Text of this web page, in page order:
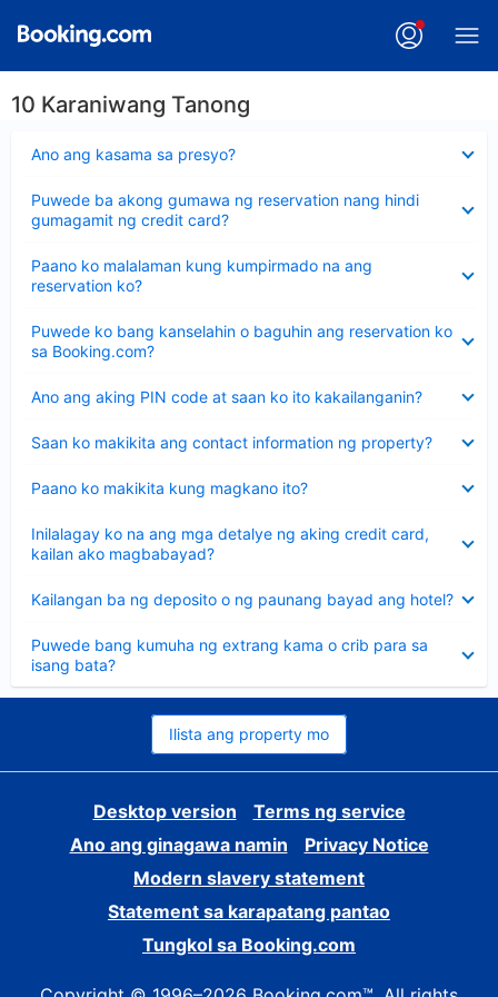
10 Karaniwang Tanong
Ano ang kasama sa presyo?
ang
Puwede ba akong gumawa ng reservation nang hindi
gumagamit ng credit card?
ang
sagot
Paano ko malalaman kung kumpirmado na ang
reservation ko?
ang
sagot
Puwede ko bang kanselahin o baguhin ang reservation ko
sa Booking.com?
ang
sagot
Ano ang aking PIN code at saan ko ito kakailanganin?
ang
Saan ko makikita ang contact information ng property?
ang
Paano ko makikita kung magkano ito?
ang
Inilalagay ko na ang mga detalye ng aking credit card,
kailan ako magbabayad?
ang
sagot
Kailangan ba ng deposito o ng paunang bayad ang hotel?
ang
Puwede bang kumuha ng extrang kama o crib para sa
isang bata?
ang
sagot
Ilista ang property mo
Desktop version
Terms ng service
Ano ang ginagawa namin
Privacy Notice
Modern slavery statement
Statement sa karapatang pantao
Tungkol sa Booking.com